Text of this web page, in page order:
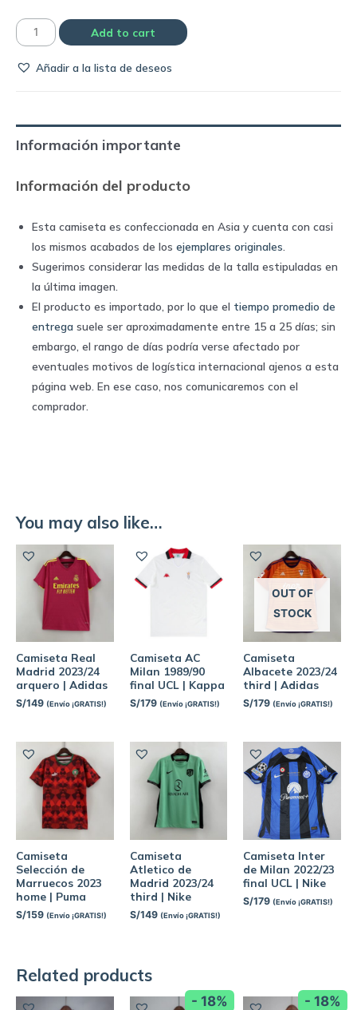
Camiseta
de
final
UCL
Nike
Add to cart
Añadir a la lista de deseos
Información importante
Información del producto
Esta camiseta es confeccionada en Asia y cuenta con casi
los mismos acabados de los ejemplares originales.
Sugerimos considerar las medidas de la talla estipuladas en
la última imagen.
El producto es importado, por lo que el tiempo promedio de
entrega suele ser aproximadamente entre 15 a 25 días; sin
embargo, el rango de días podría verse afectado por
eventuales motivos de logística internacional ajenos a esta
página web. En ese caso, nos comunicaremos con el
comprador.
You may also like…
Camiseta Real
Madrid 2023/24
arquero | Adidas
S/149 (Envío ¡GRATIS!)
Camiseta AC
Milan 1989/90
final UCL | Kappa
S/179 (Envío ¡GRATIS!)
OUT OF
STOCK
Camiseta
Albacete 2023/24
third | Adidas
S/179 (Envío ¡GRATIS!)
Camiseta
Selección de
Marruecos 2023
home | Puma
S/159 (Envío ¡GRATIS!)
Camiseta
Atletico de
Madrid 2023/24
third | Nike
S/149 (Envío ¡GRATIS!)
Camiseta Inter
de Milan 2022/23
final UCL | Nike
S/179 (Envío ¡GRATIS!)
Related products
- 18% - 18%